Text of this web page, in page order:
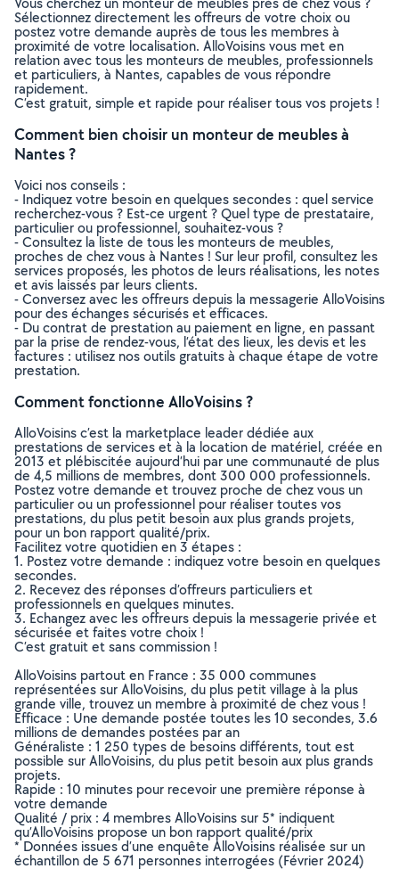
Sélectionnez directement les offreurs de votre choix ou
postez votre demande auprès de tous les membres à
proximité de votre localisation. AlloVoisins vous met en
relation avec tous les monteurs de meubles, professionnels
et particuliers, à Nantes, capables de vous répondre
rapidement.
C’est gratuit, simple et rapide pour réaliser tous vos projets !
Comment bien choisir un monteur de meubles à
Nantes ?
Voici nos conseils :
- Indiquez votre besoin en quelques secondes : quel service
recherchez-vous ? Est-ce urgent ? Quel type de prestataire,
particulier ou professionnel, souhaitez-vous ?
- Consultez la liste de tous les monteurs de meubles,
proches de chez vous à Nantes ! Sur leur profil, consultez les
services proposés, les photos de leurs réalisations, les notes
et avis laissés par leurs clients.
- Conversez avec les offreurs depuis la messagerie AlloVoisins
pour des échanges sécurisés et efficaces.
- Du contrat de prestation au paiement en ligne, en passant
par la prise de rendez-vous, l’état des lieux, les devis et les
factures : utilisez nos outils gratuits à chaque étape de votre
prestation.
Comment fonctionne AlloVoisins ?
AlloVoisins c’est la marketplace leader dédiée aux
prestations de services et à la location de matériel, créée en
2013 et plébiscitée aujourd’hui par une communauté de plus
de 4,5 millions de membres, dont 300 000 professionnels.
Postez votre demande et trouvez proche de chez vous un
particulier ou un professionnel pour réaliser toutes vos
prestations, du plus petit besoin aux plus grands projets,
pour un bon rapport qualité/prix.
Facilitez votre quotidien en 3 étapes :
1. Postez votre demande : indiquez votre besoin en quelques
secondes.
2. Recevez des réponses d’offreurs particuliers et
professionnels en quelques minutes.
3. Echangez avec les offreurs depuis la messagerie privée et
sécurisée et faites votre choix !
C’est gratuit et sans commission !
AlloVoisins partout en France : 35 000 communes
représentées sur AlloVoisins, du plus petit village à la plus
grande ville, trouvez un membre à proximité de chez vous !
Efficace : Une demande postée toutes les 10 secondes, 3.6
millions de demandes postées par an
Généraliste : 1 250 types de besoins différents, tout est
possible sur AlloVoisins, du plus petit besoin aux plus grands
projets.
Rapide : 10 minutes pour recevoir une première réponse à
votre demande
Qualité / prix : 4 membres AlloVoisins sur 5* indiquent
qu’AlloVoisins propose un bon rapport qualité/prix
* Données issues d’une enquête AlloVoisins réalisée sur un
échantillon de 5 671 personnes interrogées (Février 2024)